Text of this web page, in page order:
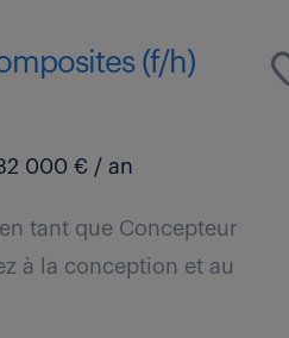
(f/h)
000 € / an
tant que Concepteur
à la conception et au